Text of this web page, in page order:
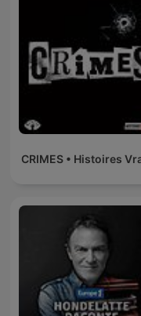
CRIMES • Histoires